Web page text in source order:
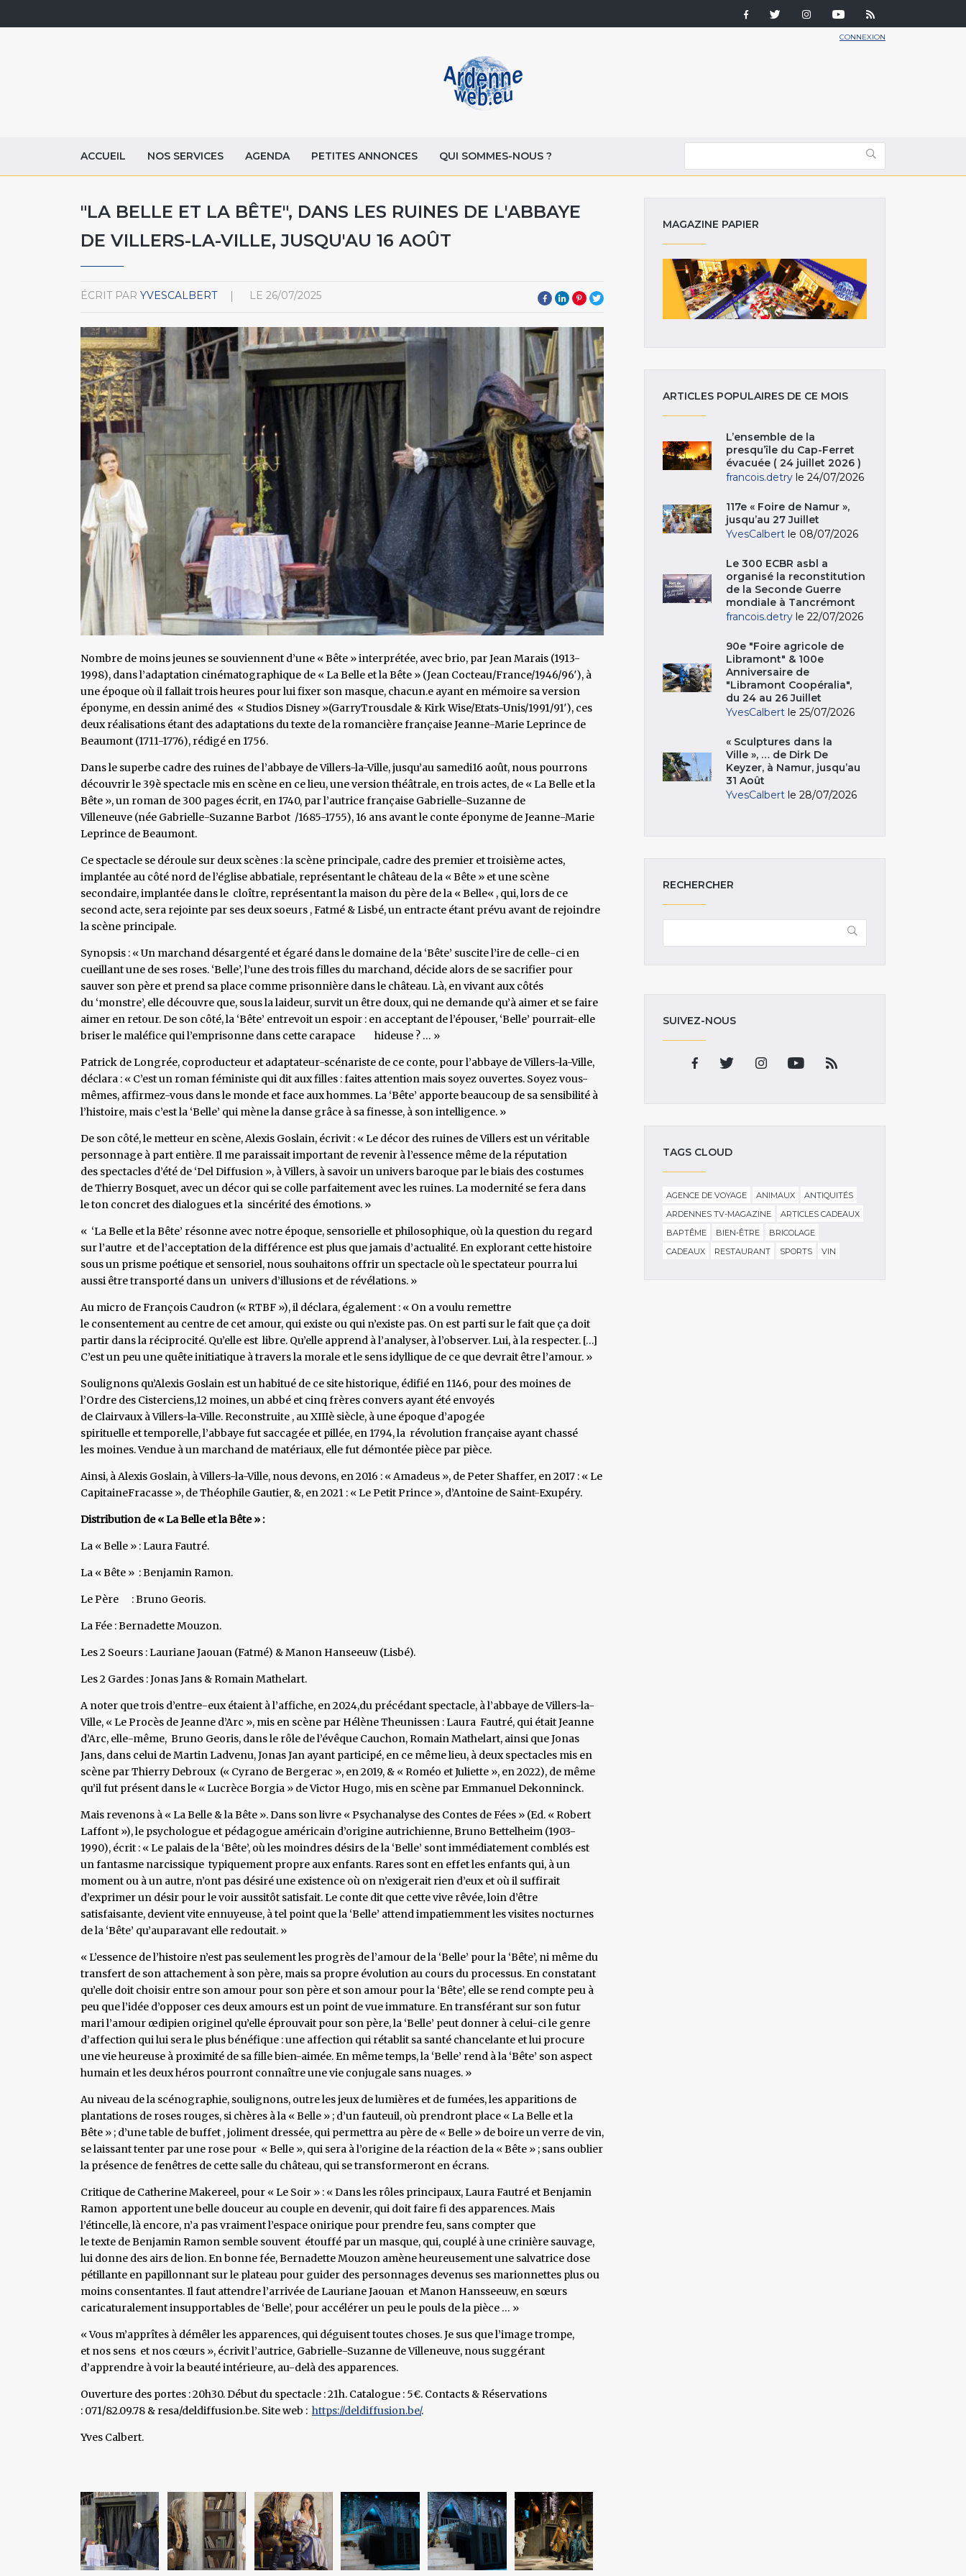
CONNEXION
ACCUEIL NOS SERVICES AGENDA PETITES ANNONCES QUI SOMMES-NOUS ?
"LA BELLE ET LA BÊTE", DANS LES RUINES DE L'ABBAYE
DE VILLERS-LA-VILLE, JUSQU'AU 16 AOÛT
ÉCRIT PAR YVESCALBERT LE 26/07/2025
Nombre de moins jeunes se souviennent d’une « Bête » interprétée, avec brio, par Jean Marais (1913-
1998), dans l’adaptation cinématographique de « La Belle et la Bête » (Jean Cocteau/France/1946/96′), à
une époque où il fallait trois heures pour lui fixer son masque, chacun.e ayant en mémoire sa version
éponyme, en dessin animé des « Studios Disney »(GarryTrousdale & Kirk Wise/Etats-Unis/1991/91′), ces
deux réalisations étant des adaptations du texte de la romancière française Jeanne-Marie Leprince de
Beaumont (1711-1776), rédigé en 1756.
Dans le superbe cadre des ruines de l’abbaye de Villers-la-Ville, jusqu’au samedi16 août, nous pourrons
découvrir le 39è spectacle mis en scène en ce lieu, une version théâtrale, en trois actes, de « La Belle et la
Bête », un roman de 300 pages écrit, en 1740, par l’autrice française Gabrielle-Suzanne de
Villeneuve (née Gabrielle-Suzanne Barbot /1685-1755), 16 ans avant le conte éponyme de Jeanne-Marie
Leprince de Beaumont.
Ce spectacle se déroule sur deux scènes : la scène principale, cadre des premier et troisième actes,
implantée au côté nord de l’église abbatiale, représentant le château de la « Bête » et une scène
secondaire, implantée dans le cloître, représentant la maison du père de la « Belle« , qui, lors de ce
second acte, sera rejointe par ses deux soeurs , Fatmé & Lisbé, un entracte étant prévu avant de rejoindre
la scène principale.
Synopsis : « Un marchand désargenté et égaré dans le domaine de la ‘Bête’ suscite l’ire de celle-ci en
cueillant une de ses roses. ‘Belle’, l’une des trois filles du marchand, décide alors de se sacrifier pour
sauver son père et prend sa place comme prisonnière dans le château. Là, en vivant aux côtés
du ‘monstre’, elle découvre que, sous la laideur, survit un être doux, qui ne demande qu’à aimer et se faire
aimer en retour. De son côté, la ‘Bête’ entrevoit un espoir : en acceptant de l’épouser, ‘Belle’ pourrait-elle
briser le maléfice qui l’emprisonne dans cette carapace hideuse ? … »
Patrick de Longrée, coproducteur et adaptateur-scénariste de ce conte, pour l’abbaye de Villers-la-Ville,
déclara : « C’est un roman féministe qui dit aux filles : faites attention mais soyez ouvertes. Soyez vous-
mêmes, affirmez-vous dans le monde et face aux hommes. La ‘Bête’ apporte beaucoup de sa sensibilité à
l’histoire, mais c’est la ‘Belle’ qui mène la danse grâce à sa finesse, à son intelligence. »
De son côté, le metteur en scène, Alexis Goslain, écrivit : « Le décor des ruines de Villers est un véritable
personnage à part entière. Il me paraissait important de revenir à l’essence même de la réputation
des spectacles d’été de ‘Del Diffusion », à Villers, à savoir un univers baroque par le biais des costumes
de Thierry Bosquet, avec un décor qui se colle parfaitement avec les ruines. La modernité se fera dans
le ton concret des dialogues et la sincérité des émotions. »
« ‘La Belle et la Bête’ résonne avec notre époque, sensorielle et philosophique, où la question du regard
sur l’autre et de l’acceptation de la différence est plus que jamais d’actualité. En explorant cette histoire
sous un prisme poétique et sensoriel, nous souhaitons offrir un spectacle où le spectateur pourra lui
aussi être transporté dans un univers d’illusions et de révélations. »
Au micro de François Caudron (« RTBF »), il déclara, également : « On a voulu remettre
le consentement au centre de cet amour, qui existe ou qui n’existe pas. On est parti sur le fait que ça doit
partir dans la réciprocité. Qu’elle est libre. Qu’elle apprend à l’analyser, à l’observer. Lui, à la respecter. […]
C’est un peu une quête initiatique à travers la morale et le sens idyllique de ce que devrait être l’amour. »
Soulignons qu’Alexis Goslain est un habitué de ce site historique, édifié en 1146, pour des moines de
l’Ordre des Cisterciens,12 moines, un abbé et cinq frères convers ayant été envoyés
de Clairvaux à Villers-la-Ville. Reconstruite , au XIIIè siècle, à une époque d’apogée
spirituelle et temporelle, l’abbaye fut saccagée et pillée, en 1794, la révolution française ayant chassé
les moines. Vendue à un marchand de matériaux, elle fut démontée pièce par pièce.
Ainsi, à Alexis Goslain, à Villers-la-Ville, nous devons, en 2016 : « Amadeus », de Peter Shaffer, en 2017 : « Le
CapitaineFracasse », de Théophile Gautier, &, en 2021 : « Le Petit Prince », d’Antoine de Saint-Exupéry.
Distribution de « La Belle et la Bête » :
La « Belle » : Laura Fautré.
La « Bête » : Benjamin Ramon.
Le Père : Bruno Georis.
La Fée : Bernadette Mouzon.
Les 2 Soeurs : Lauriane Jaouan (Fatmé) & Manon Hanseeuw (Lisbé).
Les 2 Gardes : Jonas Jans & Romain Mathelart.
A noter que trois d’entre-eux étaient à l’affiche, en 2024,du précédant spectacle, à l’abbaye de Villers-la-
Ville, « Le Procès de Jeanne d’Arc », mis en scène par Hélène Theunissen : Laura Fautré, qui était Jeanne
d’Arc, elle-même, Bruno Georis, dans le rôle de l’évêque Cauchon, Romain Mathelart, ainsi que Jonas
Jans, dans celui de Martin Ladvenu, Jonas Jan ayant participé, en ce même lieu, à deux spectacles mis en
scène par Thierry Debroux (« Cyrano de Bergerac », en 2019, & « Roméo et Juliette », en 2022), de même
qu’il fut présent dans le « Lucrèce Borgia » de Victor Hugo, mis en scène par Emmanuel Dekonninck.
Mais revenons à « La Belle & la Bête ». Dans son livre « Psychanalyse des Contes de Fées » (Ed. « Robert
Laffont »), le psychologue et pédagogue américain d’origine autrichienne, Bruno Bettelheim (1903-
1990), écrit : « Le palais de la ‘Bête’, où les moindres désirs de la ‘Belle’ sont immédiatement comblés est
un fantasme narcissique typiquement propre aux enfants. Rares sont en effet les enfants qui, à un
moment ou à un autre, n’ont pas désiré une existence où on n’exigerait rien d’eux et où il suffirait
d’exprimer un désir pour le voir aussitôt satisfait. Le conte dit que cette vive rêvée, loin d’être
satisfaisante, devient vite ennuyeuse, à tel point que la ‘Belle’ attend impatiemment les visites nocturnes
de la ‘Bête’ qu’auparavant elle redoutait. »
« L’essence de l’histoire n’est pas seulement les progrès de l’amour de la ‘Belle’ pour la ‘Bête’, ni même du
transfert de son attachement à son père, mais sa propre évolution au cours du processus. En constatant
qu’elle doit choisir entre son amour pour son père et son amour pour la ‘Bête’, elle se rend compte peu à
peu que l’idée d’opposer ces deux amours est un point de vue immature. En transférant sur son futur
mari l’amour œdipien originel qu’elle éprouvait pour son père, la ‘Belle’ peut donner à celui-ci le genre
d’affection qui lui sera le plus bénéfique : une affection qui rétablit sa santé chancelante et lui procure
une vie heureuse à proximité de sa fille bien-aimée. En même temps, la ‘Belle’ rend à la ‘Bête’ son aspect
humain et les deux héros pourront connaître une vie conjugale sans nuages. »
Au niveau de la scénographie, soulignons, outre les jeux de lumières et de fumées, les apparitions de
plantations de roses rouges, si chères à la « Belle » ; d’un fauteuil, où prendront place « La Belle et la
Bête » ; d’une table de buffet , joliment dressée, qui permettra au père de « Belle » de boire un verre de vin,
se laissant tenter par une rose pour « Belle », qui sera à l’origine de la réaction de la « Bête » ; sans oublier
la présence de fenêtres de cette salle du château, qui se transformeront en écrans.
Critique de Catherine Makereel, pour « Le Soir » : « Dans les rôles principaux, Laura Fautré et Benjamin
Ramon apportent une belle douceur au couple en devenir, qui doit faire fi des apparences. Mais
l’étincelle, là encore, n’a pas vraiment l’espace onirique pour prendre feu, sans compter que
le texte de Benjamin Ramon semble souvent étouffé par un masque, qui, couplé à une crinière sauvage,
lui donne des airs de lion. En bonne fée, Bernadette Mouzon amène heureusement une salvatrice dose
pétillante en papillonnant sur le plateau pour guider des personnages devenus ses marionnettes plus ou
moins consentantes. Il faut attendre l’arrivée de Lauriane Jaouan et Manon Hansseeuw, en sœurs
caricaturalement insupportables de ‘Belle’, pour accélérer un peu le pouls de la pièce … »
« Vous m’apprîtes à démêler les apparences, qui déguisent toutes choses. Je sus que l’image trompe,
et nos sens et nos cœurs », écrivit l’autrice, Gabrielle-Suzanne de Villeneuve, nous suggérant
d’apprendre à voir la beauté intérieure, au-delà des apparences.
Ouverture des portes : 20h30. Début du spectacle : 21h. Catalogue : 5€. Contacts & Réservations
: 071/82.09.78 & resa/deldiffusion.be. Site web : https://deldiffusion.be/.
Yves Calbert.
MAGAZINE PAPIER
ARTICLES POPULAIRES DE CE MOIS
L’ensemble de la
presqu’île du Cap-Ferret
évacuée ( 24 juillet 2026 )
francois.detry le 24/07/2026
117e « Foire de Namur »,
jusqu’au 27 Juillet
YvesCalbert le 08/07/2026
Le 300 ECBR asbl a
organisé la reconstitution
de la Seconde Guerre
mondiale à Tancrémont
francois.detry le 22/07/2026
90e "Foire agricole de
Libramont" & 100e
Anniversaire de
"Libramont Coopéralia",
du 24 au 26 Juillet
YvesCalbert le 25/07/2026
« Sculptures dans la
Ville », … de Dirk De
Keyzer, à Namur, jusqu’au
31 Août
YvesCalbert le 28/07/2026
RECHERCHER
SUIVEZ-NOUS
TAGS CLOUD
AGENCE DE VOYAGE ANIMAUX
ANTIQUITÉS
ARDENNES TV-MAGAZINE
ARTICLES CADEAUX
BAPTÊME
BIEN-ÊTRE
BRICOLAGE
CADEAUX
RESTAURANT SPORTS VIN